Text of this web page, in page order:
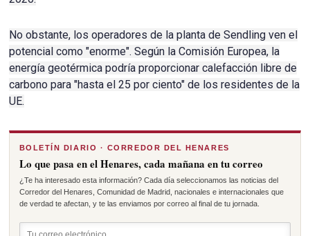
No obstante, los operadores de la planta de Sendling ven el
potencial como "enorme".Según la Comisión Europea, la
energía geotérmica podría proporcionar calefacción libre de
carbono para "hasta el 25 por ciento" de los residentes de la
UE.
BOLETÍN DIARIO · CORREDOR DEL HENARES
Lo que pasa en el Henares, cada mañana en tu correo
¿Te ha interesado esta información? Cada día seleccionamos las noticias del
Corredor del Henares, Comunidad de Madrid, nacionales e internacionales que
de verdad te afectan, y te las enviamos por correo al final de tu jornada.